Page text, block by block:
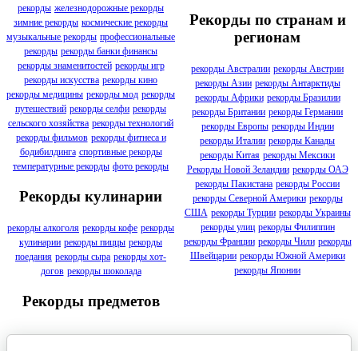
рекорды железнодорожные рекорды
зимние рекорды космические рекорды
музыкальные рекорды профессиональные
рекорды рекорды банки финансы
рекорды знаменитостей рекорды игр
рекорды искусства рекорды кино
рекорды медицины рекорды мод рекорды
путешествий рекорды селфи рекорды
сельского хозяйства рекорды технологий
рекорды фильмов рекорды фитнеса и
бодибилдинга спортивные рекорды
температурные рекорды фото рекорды
Рекорды кулинарии
рекорды алкоголя рекорды кофе рекорды
кулинарии рекорды пиццы рекорды
поедания рекорды сыра рекорды хот-
догов рекорды шоколада
Рекорды предметов
Рекорды по странам и
регионам
рекорды Австралии рекорды Австрии
рекорды Азии рекорды Антарктиды
рекорды Африки рекорды Бразилии
рекорды Британии рекорды Германии
рекорды Европы рекорды Индии
рекорды Италии рекорды Канады
рекорды Китая рекорды Мексики
Рекорды Новой Зеландии рекорды ОАЭ
рекорды Пакистана рекорды России
рекорды Северной Америки рекорды
США рекорды Турции рекорды Украины
рекорды улиц рекорды Филиппин
рекорды Франции рекорды Чили рекорды
Швейцарии рекорды Южной Америки
рекорды Японии